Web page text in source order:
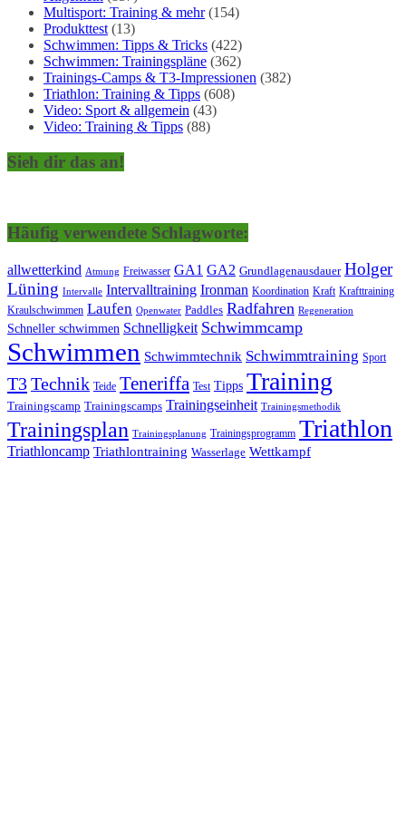
Multisport: Training & mehr(154)
Produkttest(13)
Schwimmen: Tipps & Tricks (422)
Schwimmen: Trainingspläne (362)
Trainings-Camps & T3-Impressionen (382)
Triathlon: Training & Tipps (608)
Video: Sport & allgemein (43)
Video: Training & Tipps (88)
Sieh dir das an!
Häufig verwendete Schlagworte:
allwetterkind Atmung Freiwasser GA1 GA2 Grundlagenausdauer Holger
Lüning Intervalle Intervalltraining Ironman Koordination Kraft Krafttraining
Kraulschwimmen Laufen Openwater Paddles Radfahren Regeneration
Schneller schwimmen Schnelligkeit Schwimmcamp
Schwimmen Schwimmtechnik Schwimmtraining Sport
T3Technik Teide Teneriffa Test Tipps Training
Trainingscamp Trainingscamps Trainingseinheit Trainingsmethodik
Trainingsplan Trainingsplanung Trainingsprogramm Triathlon
Triathloncamp Triathlontraining Wasserlage Wettkampf